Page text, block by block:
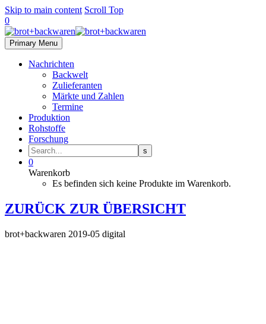
Skip to main content Scroll Top
0
Primary Menu
Nachrichten
Backwelt
Zulieferanten
Märkte und Zahlen
Termine
Produktion
Rohstoffe
Forschung
0
Warenkorb
Es befinden sich keine Produkte im Warenkorb.
ZURÜCK ZUR ÜBERSICHT
brot+backwaren 2019-05 digital